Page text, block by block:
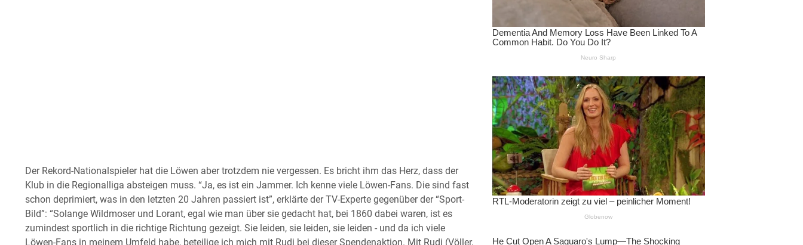
Der Rekord-Nationalspieler hat die Löwen aber trotzdem nie vergessen. Es bricht ihm das Herz, dass der
Klub in die Regionalliga absteigen muss. “Ja, es ist ein Jammer. Ich kenne viele Löwen-Fans. Die sind fast
schon deprimiert, was in den letzten 20 Jahren passiert ist”, erklärte der TV-Experte gegenüber der “Sport-
Bild”: “Solange Wildmoser und Lorant, egal wie man über sie gedacht hat, bei 1860 dabei waren, ist es
zumindest sportlich in die richtige Richtung gezeigt. Sie leiden, sie leiden, sie leiden - und da ich viele
Löwen-Fans in meinem Umfeld habe, beteilige ich mich mit Rudi bei dieser Spendenaktion. Mit Rudi (Völler,